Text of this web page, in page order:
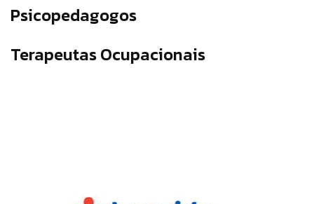
Psicopedagogos
Terapeutas Ocupacionais